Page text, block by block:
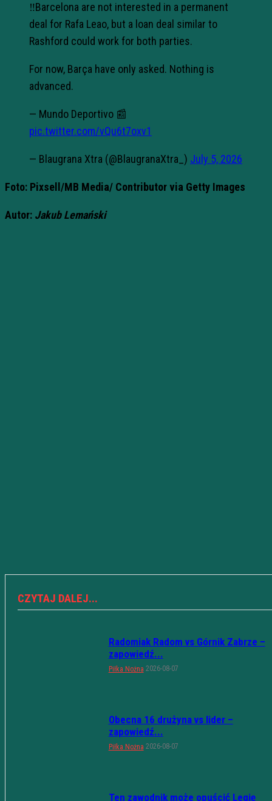
‼️Barcelona are not interested in a permanent
deal for Rafa Leao, but a loan deal similar to
Rashford could work for both parties.
For now, Barça have only asked. Nothing is
advanced.
— Mundo Deportivo 📰
pic.twitter.com/vQu6t7oxv1
— Blaugrana Xtra (@BlaugranaXtra_) July 5, 2026
Foto: Pixsell/MB Media/ Contributor via Getty Images
Autor: Jakub Lemański
CZYTAJ DALEJ...
Radomiak Radom vs Górnik Zabrze –
zapowiedź...
Piłka Nożna 2026-08-07
Obecna 16 drużyna vs lider –
zapowiedź...
Piłka Nożna 2026-08-07
Ten zawodnik może opuścić Legię